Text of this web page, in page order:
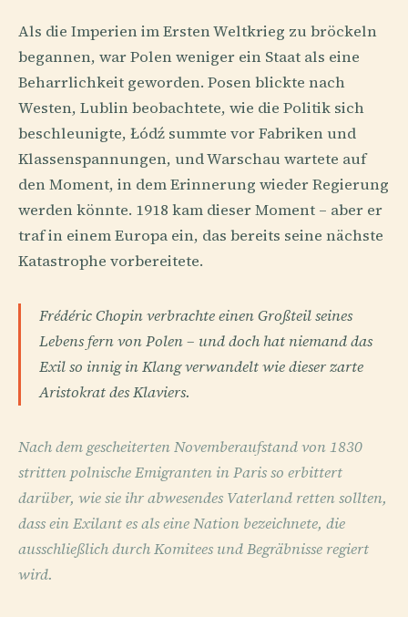
Als die Imperien im Ersten Weltkrieg zu bröckeln
begannen, war Polen weniger ein Staat als eine
Beharrlichkeit geworden. Posen blickte nach
Westen, Lublin beobachtete, wie die Politik sich
beschleunigte, Łódź summte vor Fabriken und
Klassenspannungen, und Warschau wartete auf
den Moment, in dem Erinnerung wieder Regierung
werden könnte. 1918 kam dieser Moment – aber er
traf in einem Europa ein, das bereits seine nächste
Katastrophe vorbereitete.
Frédéric Chopin verbrachte einen Großteil seines
Lebens fern von Polen – und doch hat niemand das
Exil so innig in Klang verwandelt wie dieser zarte
Aristokrat des Klaviers.
Nach dem gescheiterten Novemberaufstand von 1830
stritten polnische Emigranten in Paris so erbittert
darüber, wie sie ihr abwesendes Vaterland retten sollten,
dass ein Exilant es als eine Nation bezeichnete, die
ausschließlich durch Komitees und Begräbnisse regiert
wird.